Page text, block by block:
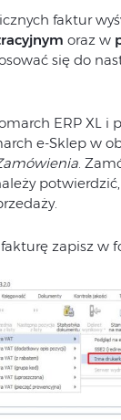
faktur
oraz w
się do
ERP XL i
e-Sklep w
.
zapisz w